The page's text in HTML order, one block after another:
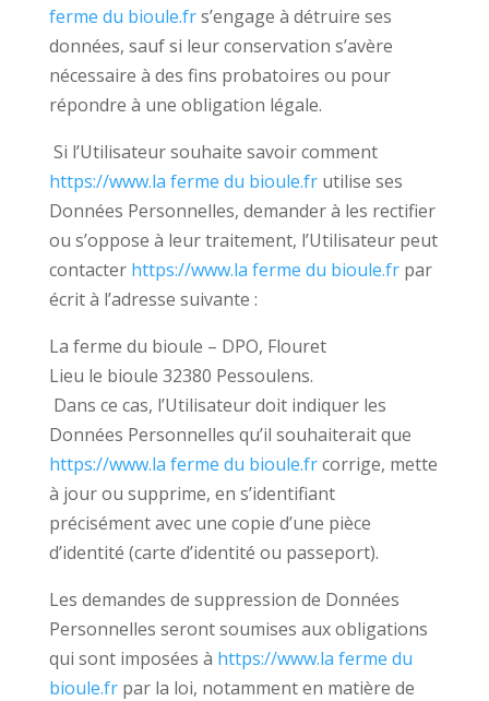
ferme du bioule.frs’engage à détruire ses
données, sauf si leur conservation s’avère
nécessaire à des fins probatoires ou pour
répondre à une obligation légale.
Si l’Utilisateur souhaite savoir comment
https://www.la ferme du bioule.frutilise ses
Données Personnelles, demander à les rectifier
ou s’oppose à leur traitement, l’Utilisateur peut
contacter https://www.la ferme du bioule.frpar
écrit à l’adresse suivante :
La ferme du bioule – DPO, Flouret
Lieu le bioule 32380 Pessoulens.
Dans ce cas, l’Utilisateur doit indiquer les
Données Personnelles qu’il souhaiterait que
https://www.la ferme du bioule.frcorrige, mette
à jour ou supprime, en s’identifiant
précisément avec une copie d’une pièce
d’identité (carte d’identité ou passeport).
Les demandes de suppression de Données
Personnelles seront soumises aux obligations
qui sont imposées à https://www.la ferme du
bioule.frpar la loi, notamment en matière de